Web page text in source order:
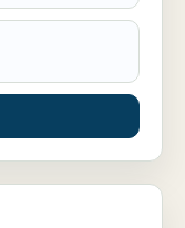
butik, klinik,